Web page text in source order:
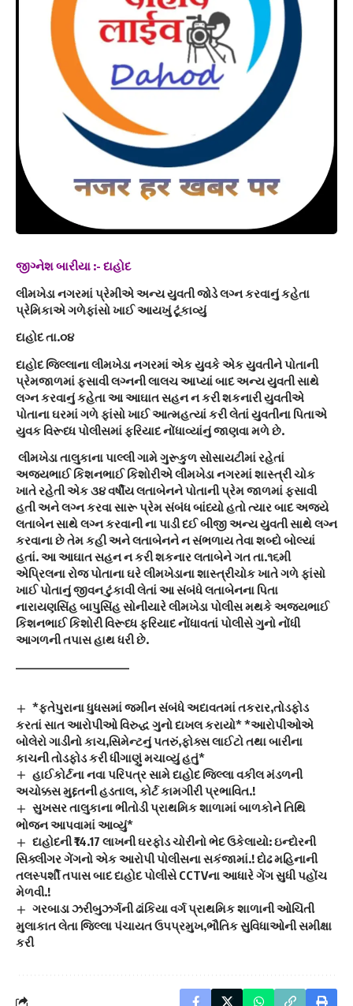
જીગ્નેશ બારીયા :- દાહોદ
લીમખેડા નગરમાં પ્રેમીએ અન્ય યુવતી જોડે લગ્ન કરવાનું કહેતા
પ્રેમિકાએ ગળેફાંસો ખાઈ આયખું ટૂંકાવ્યું
દાહોદ તા.૦૪
દાહોદ જિલ્લાના લીમખેડા નગરમાં એક યુવકે એક યુવતીને પોતાની
પ્રેમજાળમાં ફસાવી લગ્નની લાલચ આપ્યાં બાદ અન્ય યુવતી સાથે
લગ્ન કરવાનું કહેતા આ આઘાત સહન ન કરી શકનારી યુવતીએ
પોતાના ઘરમાં ગળે ફાંસો ખાઈ આત્મહત્યાં કરી લેતાં યુવતીના પિતાએ
યુવક વિરૂધ્ધ પોલીસમાં ફરિયાદ નોંધાવ્યાંનું જાણવા મળે છે.
લીમખેડા તાલુકાના પાલ્લી ગામે ગુરૂકુળ સોસાયટીમાં રહેતાં
અજયભાઈ કિશનભાઈ કિશોરીએ લીમખેડા નગરમાં શાસ્ત્રી ચોક
ખાતે રહેતી એક ૩૪ વર્ષીય લતાબેનને પોતાની પ્રેમ જાળમાં ફસાવી
હતી અને લગ્ન કરવા સારૂ પ્રેમ સંબંધ બાંધ્યો હતો ત્યાર બાદ અજયે
લતાબેન સાથે લગ્ન કરવાની ના પાડી દઈ બીજી અન્ય યુવતી સાથે લગ્ન
કરવાના છે તેમ કહી અને લતાબેનને ન સંભળાય તેવા શબ્દો બોલ્યાં
હતાં. આ આઘાત સહન ન કરી શકનાર લતાબેને ગત તા.૧૬મી
એપ્રિલના રોજ પોતાના ઘરે લીમખેડાના શાસ્ત્રીચોક ખાતે ગળે ફાંસો
ખાઈ પોતાનું જીવન ટુંકાવી લેતાં આ સંબંધે લતાબેનના પિતા
નારાયણસિંહ બાપુસિંહ સોનીયારે લીમખેડા પોલીસ મથકે અજયભાઈ
કિશનભાઈ કિશોરી વિરૂધ્ધ ફરિયાદ નોંધાવતાં પોલીસે ગુનો નોંધી
આગળની તપાસ હાથ ધરી છે.
————————————
*ફતેપુરાના ધુધસમાં જમીન સંબંધે અદાવતમાં તકરાર,તોડફોડ
કરતાં સાત આરોપીઓ વિરુદ્ધ ગુનો દાખલ કરાયો* *આરોપીઓએ
બોલેરો ગાડીનો કાચ,સિમેન્ટનું પતરું,ફોક્સ લાઈટો તથા બારીના
કાચની તોડફોડ કરી ધીંગાણું મચાવ્યું હતું*
હાઈકોર્ટના નવા પરિપત્ર સામે દાહોદ જિલ્લા વકીલ મંડળની
અચોક્કસ મુદ્દતની હડતાલ, કોર્ટ કામગીરી પ્રભાવિત.!
સુખસર તાલુકાના ભીતોડી પ્રાથમિક શાળામાં બાળકોને તિથિ
ભોજન આપવામાં આવ્યું*
દાહોદની ₹14.17 લાખની ઘરફોડ ચોરીનો ભેદ ઉકેલાયો: ઇન્દોરની
સિક્લીગર ગેંગનો એક આરોપી પોલીસના સકંજામાં.! દોઢ મહિનાની
તલસ્પર્શી તપાસ બાદ દાહોદ પોલીસે CCTVના આધારે ગેંગ સુધી પહોંચ
મેળવી.!
ગરબાડા ઝરીબુઝર્ગની ઢાંકિયા વર્ગ પ્રાથમિક શાળાની ઓચિંતી
મુલાકાત લેતા જિલ્લા પંચાયત ઉપપ્રમુખ,ભૌતિક સુવિધાઓની સમીક્ષા
કરી